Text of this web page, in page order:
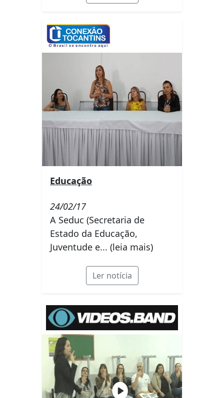
Educação
24/02/17
A Seduc (Secretaria de
Estado da Educação,
Juventude e... (leia mais)
Ler notícia